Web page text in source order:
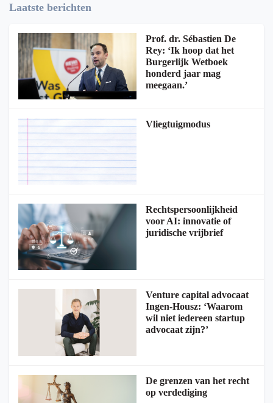
Laatste berichten
Prof. dr. Sébastien De
Rey: ‘Ik hoop dat het
Burgerlijk Wetboek
honderd jaar mag
meegaan.’
Vliegtuigmodus
Rechtspersoonlijkheid
voor AI: innovatie of
juridische vrijbrief
Venture capital advocaat
Ingen-Housz: ‘Waarom
wil niet iedereen startup
advocaat zijn?’
De grenzen van het recht
op verdediging